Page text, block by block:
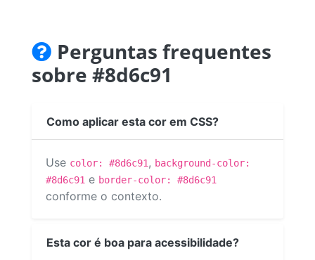
Perguntas frequentes
sobre #8d6c91
Como aplicar esta cor em CSS?
Use color: #8d6c91, background-color:
#8d6c91 e border-color: #8d6c91
conforme o contexto.
Esta cor é boa para acessibilidade?